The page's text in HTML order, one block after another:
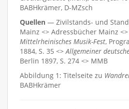
BABHkrämer, D-MZsch
Quellen — Zivilstands- und
Mainz <> Adressbücher Mainz <>
Mittelrheinisches Musik-Fest,
1884, S. 35 <> Allgemeiner
Berlin 1897, S. 274 <> MMB
Abbildung 1: Titelseite zu
BABHkrämer